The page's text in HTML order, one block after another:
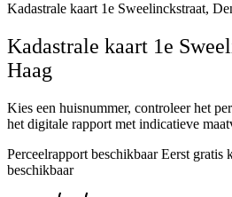
Kadastrale kaart 1e Sweelinckstraat,
Kadastrale kaart 1e
Haag
Kies een huisnummer, controleer het
het digitale rapport met indicatieve
Perceelrapport beschikbaar Eerst gratis
beschikbaar